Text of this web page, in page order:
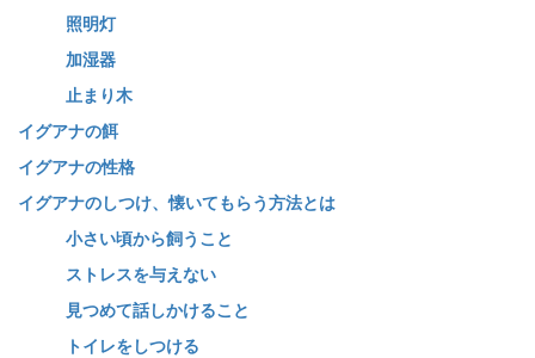
照明灯
加湿器
止まり木
イグアナの餌
イグアナの性格
イグアナのしつけ、懐いてもらう方法とは
小さい頃から飼うこと
ストレスを与えない
見つめて話しかけること
トイレをしつける